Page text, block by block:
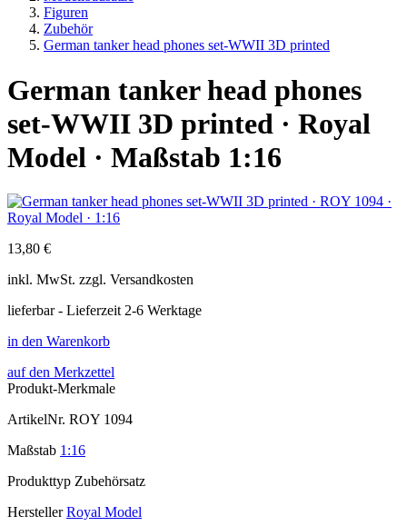
Figuren
Zubehör
German tanker head phones set-WWII 3D printed
German tanker head phones
set-WWII 3D printed · Royal
Model · Maßstab 1:16
13,80 €
inkl. MwSt. zzgl. Versandkosten
lieferbar - Lieferzeit 2-6 Werktage
in den Warenkorb
auf den Merkzettel
Produkt-Merkmale
ArtikelNr. ROY 1094
Maßstab 1:16
Produkttyp Zubehörsatz
Hersteller Royal Model